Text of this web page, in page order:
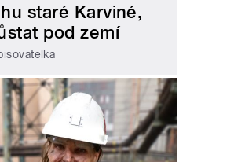
staré Karviné,
pod zemí